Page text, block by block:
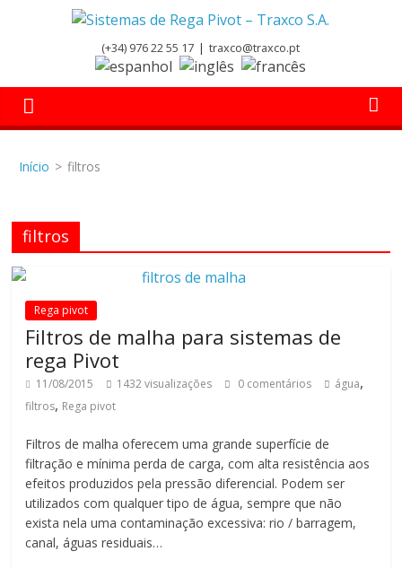
Sistemas
de
Rega
Pivot
–
Traxco
S.A.
Rega
Pivot
(+34) 976 22 55 17 | traxco@traxco.pt
Início > filtros
filtros
Rega pivot
Filtros de malha para sistemas de
rega Pivot
11/08/2015 1432 visualizações 0 comentários água,
filtros, Rega pivot
Filtros de malha oferecem uma grande superfície de
filtração e mínima perda de carga, com alta resistência aos
efeitos produzidos pela pressão diferencial. Podem ser
utilizados com qualquer tipo de água, sempre que não
exista nela uma contaminação excessiva: rio / barragem,
canal, águas residuais…